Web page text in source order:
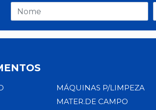
MÁQUINAS P/LIMPEZA
MATER.DE CAMPO